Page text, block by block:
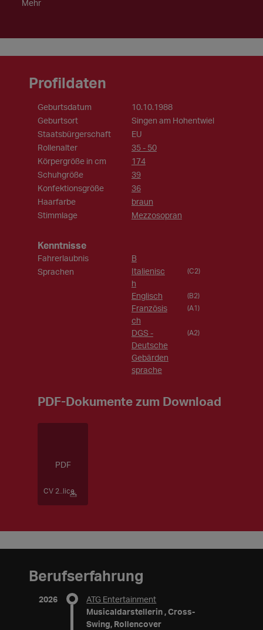
Mehr
Profildaten
Geburtsdatum
10.10.1988
Geburtsort
Singen am Hohentwiel
Staatsbürgerschaft
EU
Rollenalter
35 - 50
Körpergröße in cm
174
Schuhgröße
39
Konfektionsgröße
36
Haarfarbe
braun
Stimmlage
Mezzosopran
Kenntnisse
Fahrerlaubnis
B
Sprachen
Italienisc
h
(C2)
Englisch (B2)
Französis
ch
(A1)
DGS -
Deutsche
Gebärden
sprache
(A2)
PDF-Dokumente zum Download
CV 2..lice
Berufserfahrung
2026
ATG Entertainment
Musicaldarstellerin , Cross-
Swing, Rollencover